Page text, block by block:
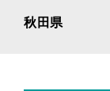
秋田県